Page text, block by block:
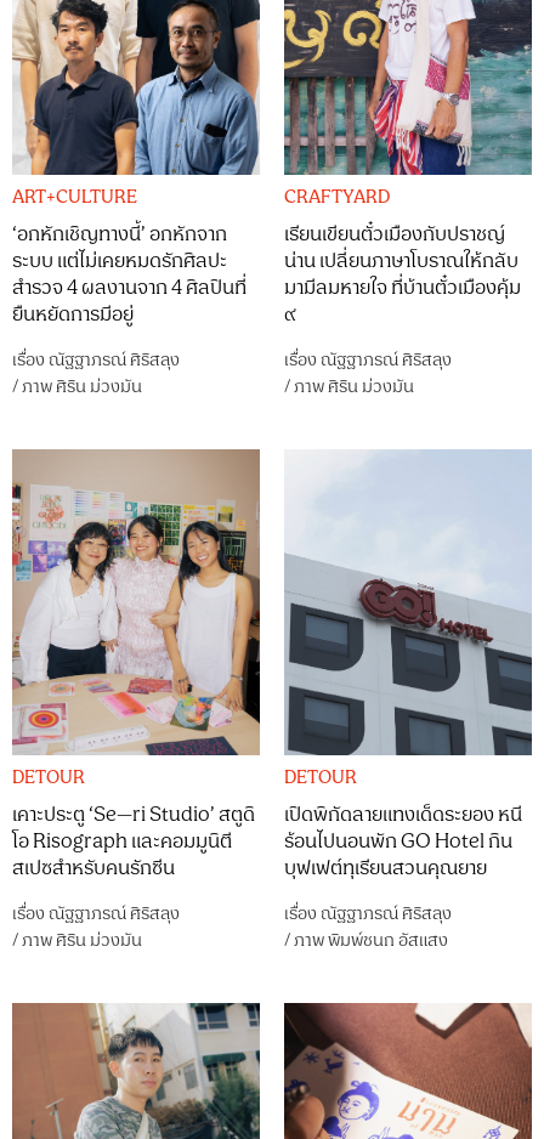
ART+CULTURE
‘อกหักเชิญทางนี้’ อกหักจาก
ระบบ แต่ไม่เคยหมดรักศิลปะ
สำรวจ 4 ผลงานจาก 4 ศิลปินที่
ยืนหยัดการมีอยู่
เรื่องณัฐฐาภรณ์ ศิริสลุง
/ภาพศิริน ม่วงมัน
CRAFTYARD
เรียนเขียนตั๋วเมืองกับปราชญ์
น่าน เปลี่ยนภาษาโบราณให้กลับ
มามีลมหายใจ ที่บ้านตั๋วเมืองคุ้ม
๙
เรื่องณัฐฐาภรณ์ ศิริสลุง
/ภาพศิริน ม่วงมัน
DETOUR
เคาะประตู ‘Se—ri Studio’ สตูดิ
โอ Risograph และคอมมูนิตี
สเปซสำหรับคนรักซีน
เรื่องณัฐฐาภรณ์ ศิริสลุง
/ภาพศิริน ม่วงมัน
DETOUR
เปิดพิกัดลายแทงเด็ดระยอง หนี
ร้อนไปนอนพัก GO Hotel กิน
บุฟเฟต์ทุเรียนสวนคุณยาย
เรื่องณัฐฐาภรณ์ ศิริสลุง
/ภาพพิมพ์ชนก อัสแสง